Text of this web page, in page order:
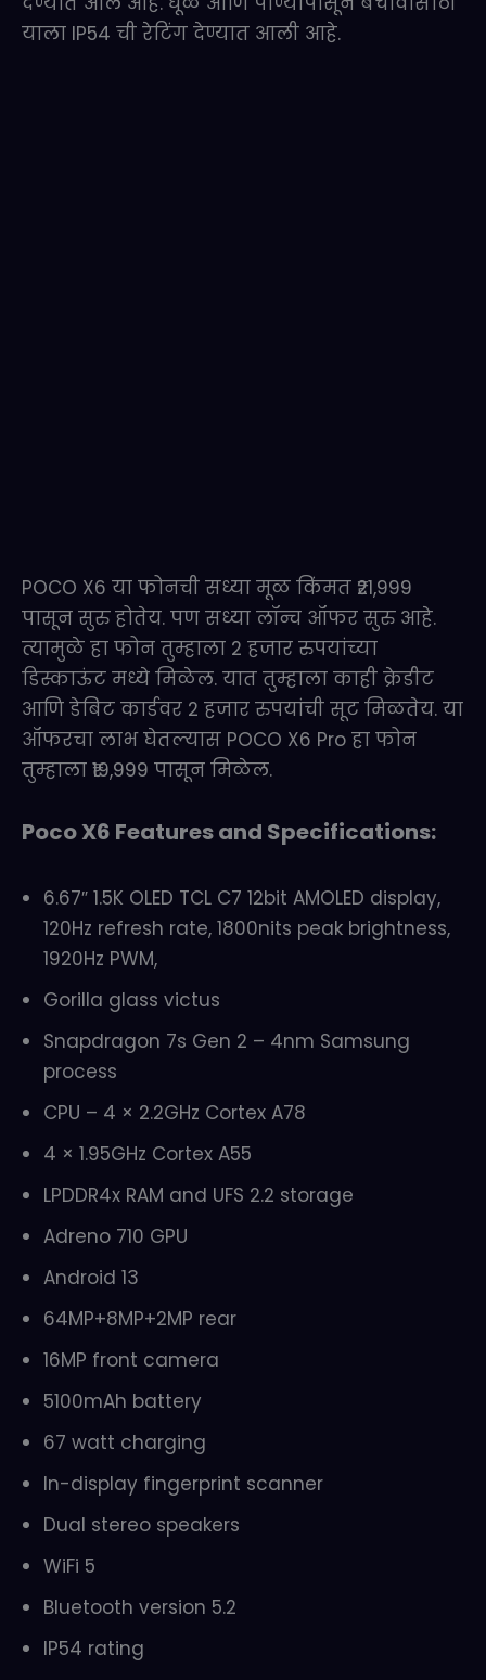
याला IP54 ची रेटिंग देण्यात आली आहे.
POCO X6 या फोनची सध्या मूळ किंमत ₹21,999
पासून सुरु होतेय. पण सध्या लॉन्च ऑफर सुरु आहे.
त्यामुळे हा फोन तुम्हाला 2 हजार रुपयांच्या
डिस्काऊंट मध्ये मिळेल. यात तुम्हाला काही क्रेडीट
आणि डेबिट कार्डवर 2 हजार रुपयांची सूट मिळतेय. या
ऑफरचा लाभ घेतल्यास POCO X6 Pro हा फोन
तुम्हाला ₹19,999 पासून मिळेल.
Poco X6 Features and Specifications:
6.67″ 1.5K OLED TCL C7 12bit AMOLED display,
120Hz refresh rate, 1800nits peak brightness,
1920Hz PWM,
Gorilla glass victus
Snapdragon 7s Gen 2 – 4nm Samsung
process
CPU – 4 × 2.2GHz Cortex A78
4 × 1.95GHz Cortex A55
LPDDR4x RAM and UFS 2.2 storage
Adreno 710 GPU
Android 13
64MP+8MP+2MP rear
16MP front camera
5100mAh battery
67 watt charging
In-display fingerprint scanner
Dual stereo speakers
WiFi 5
Bluetooth version 5.2
IP54 rating